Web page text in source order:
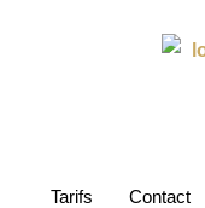
Tarifs Contact